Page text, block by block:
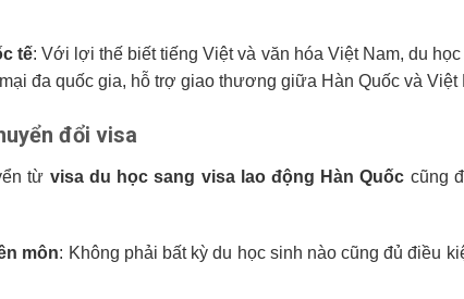
tế: Với lợi thế biết tiếng Việt và văn hóa Việt Nam, du
đa quốc gia, hỗ trợ giao thương giữa Hàn Quốc và Việt
đổi visa
từ visa du học sang visa lao động Hàn Quốc cũng
môn: Không phải bất kỳ du học sinh nào cũng đủ điều